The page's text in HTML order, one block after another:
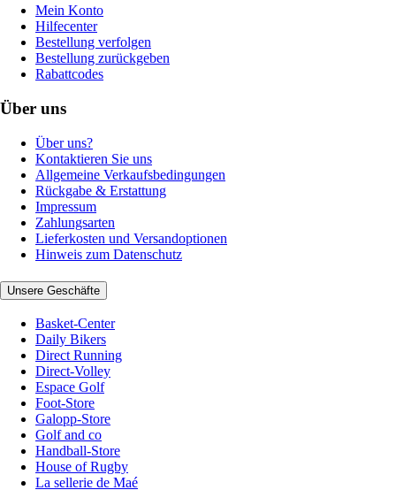
Mein Konto
Hilfecenter
Bestellung verfolgen
Bestellung zurückgeben
Rabattcodes
Über uns
Über uns?
Kontaktieren Sie uns
Allgemeine Verkaufsbedingungen
Rückgabe & Erstattung
Impressum
Zahlungsarten
Lieferkosten und Versandoptionen
Hinweis zum Datenschutz
Unsere Geschäfte
Basket-Center
Daily Bikers
Direct Running
Direct-Volley
Espace Golf
Foot-Store
Galopp-Store
Golf and co
Handball-Store
House of Rugby
La sellerie de Maé